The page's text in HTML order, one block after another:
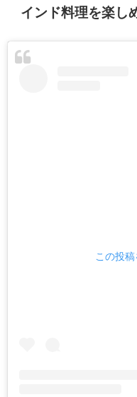
インド料理を楽し
この投